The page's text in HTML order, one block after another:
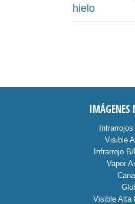
hielo
IMÁGENES
Visible
Infrarrojo
Vapor
Visible Alta